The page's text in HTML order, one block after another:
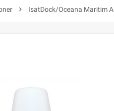
chevron_right IsatDock/Oceana Maritim